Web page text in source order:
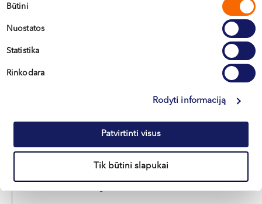
Būtini
Nuostatos
Statistika
Rinkodara
Rodyti informaciją
Patvirtinti visus
Tik būtini slapukai
Vilnius, S. Žukausko g. 19
E-REGISTRACIJA Apie gydytoją
MEŠKAUSKIENĖ
Akušerė-ginekologė, nevaisingumo gydymo specialistė